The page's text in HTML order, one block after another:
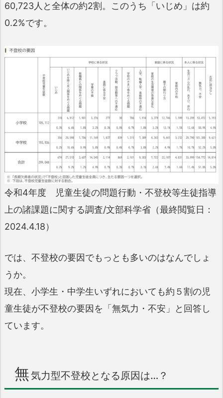
60,723人と全体の約2割。このうち「いじめ」は約
0.2%です。
令和4年度 児童生徒の問題行動・不登校等生徒指導
上の諸課題に関する調査/文部科学省（最終閲覧日：
2024.4.18）
では、不登校の要因でもっとも多いのはなんでしょ
うか。
現在、小学生・中学生いずれにおいても約５割の児
童生徒が不登校の要因を「無気力・不安」と回答し
ています。
無気力型不登校となる原因は…？